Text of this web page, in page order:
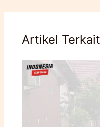
Artikel Terkait